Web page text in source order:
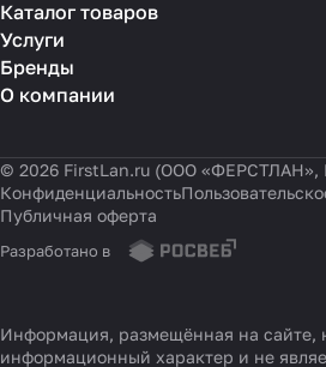
Каталог товаров
Услуги
Бренды
О компании
© 2026 FirstLan.ru (ООО «ФЕРСТЛАН»,
Конфиденциальность
Публичная оферта
Разработано в
Информация, размещённая на сайте,
информационный характер и не